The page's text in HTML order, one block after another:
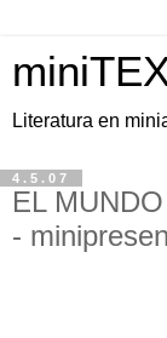
Literatura en
4.5.07
EL
-